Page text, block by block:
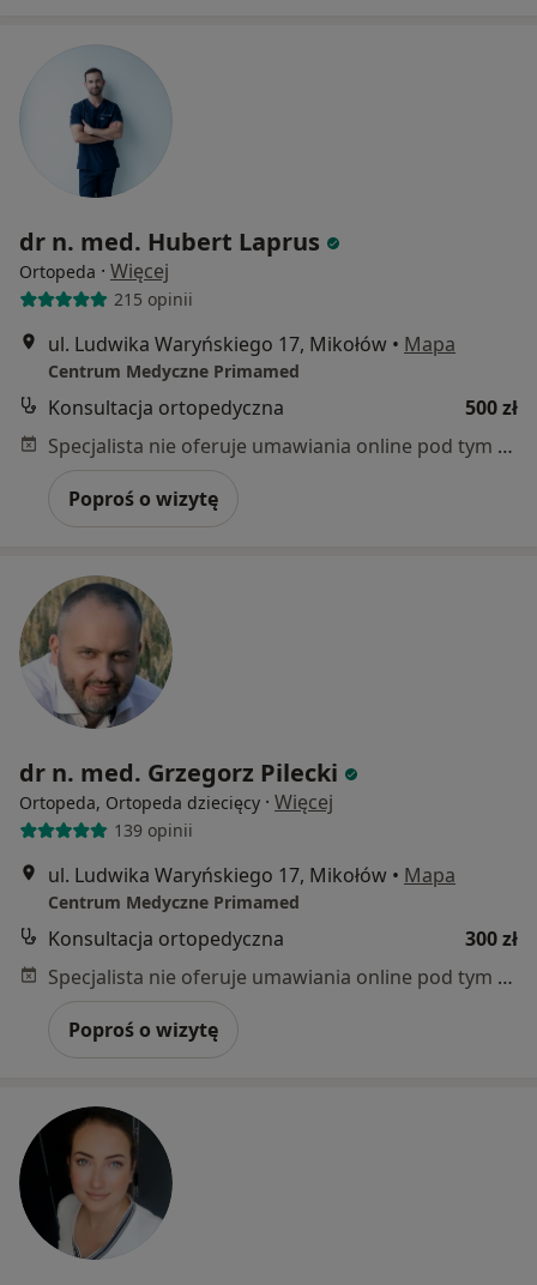
dr n. med. Hubert Laprus
Ortopeda · Więcej
215 opinii
ul. Ludwika Waryńskiego 17, Mikołów • Mapa
Centrum Medyczne Primamed
Konsultacja ortopedyczna
500 zł
Specjalista nie oferuje umawiania online pod tym adresem.
Poproś o wizytę
dr n. med. Grzegorz Pilecki
Ortopeda, Ortopeda dziecięcy · Więcej
139 opinii
ul. Ludwika Waryńskiego 17, Mikołów • Mapa
Centrum Medyczne Primamed
Konsultacja ortopedyczna
300 zł
Specjalista nie oferuje umawiania online pod tym adresem.
Poproś o wizytę